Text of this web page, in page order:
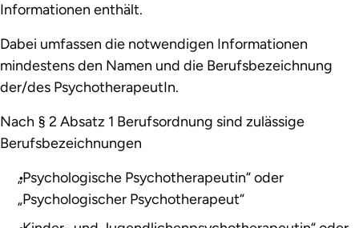
Informationen enthält.
Dabei umfassen die notwendigen Informationen
mindestens den Namen und die Berufsbezeichnung
der/des PsychotherapeutIn.
Nach § 2 Absatz 1 Berufsordnung sind zulässige
Berufsbezeichnungen
„Psychologische Psychotherapeutin“ oder
„Psychologischer Psychotherapeut“